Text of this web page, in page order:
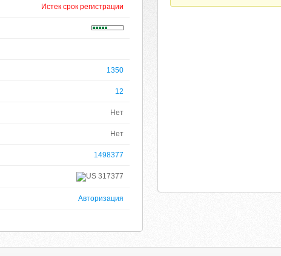
Истек срок регистрации
1350
12
Нет
Нет
1498377
317377
Авторизация